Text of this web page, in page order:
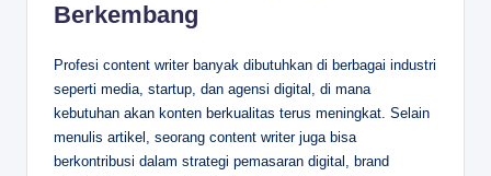
Berkembang
Profesi content writer banyak dibutuhkan di berbagai industri
seperti media, startup, dan agensi digital, di mana
kebutuhan akan konten berkualitas terus meningkat. Selain
menulis artikel, seorang content writer juga bisa
berkontribusi dalam strategi pemasaran digital, brand